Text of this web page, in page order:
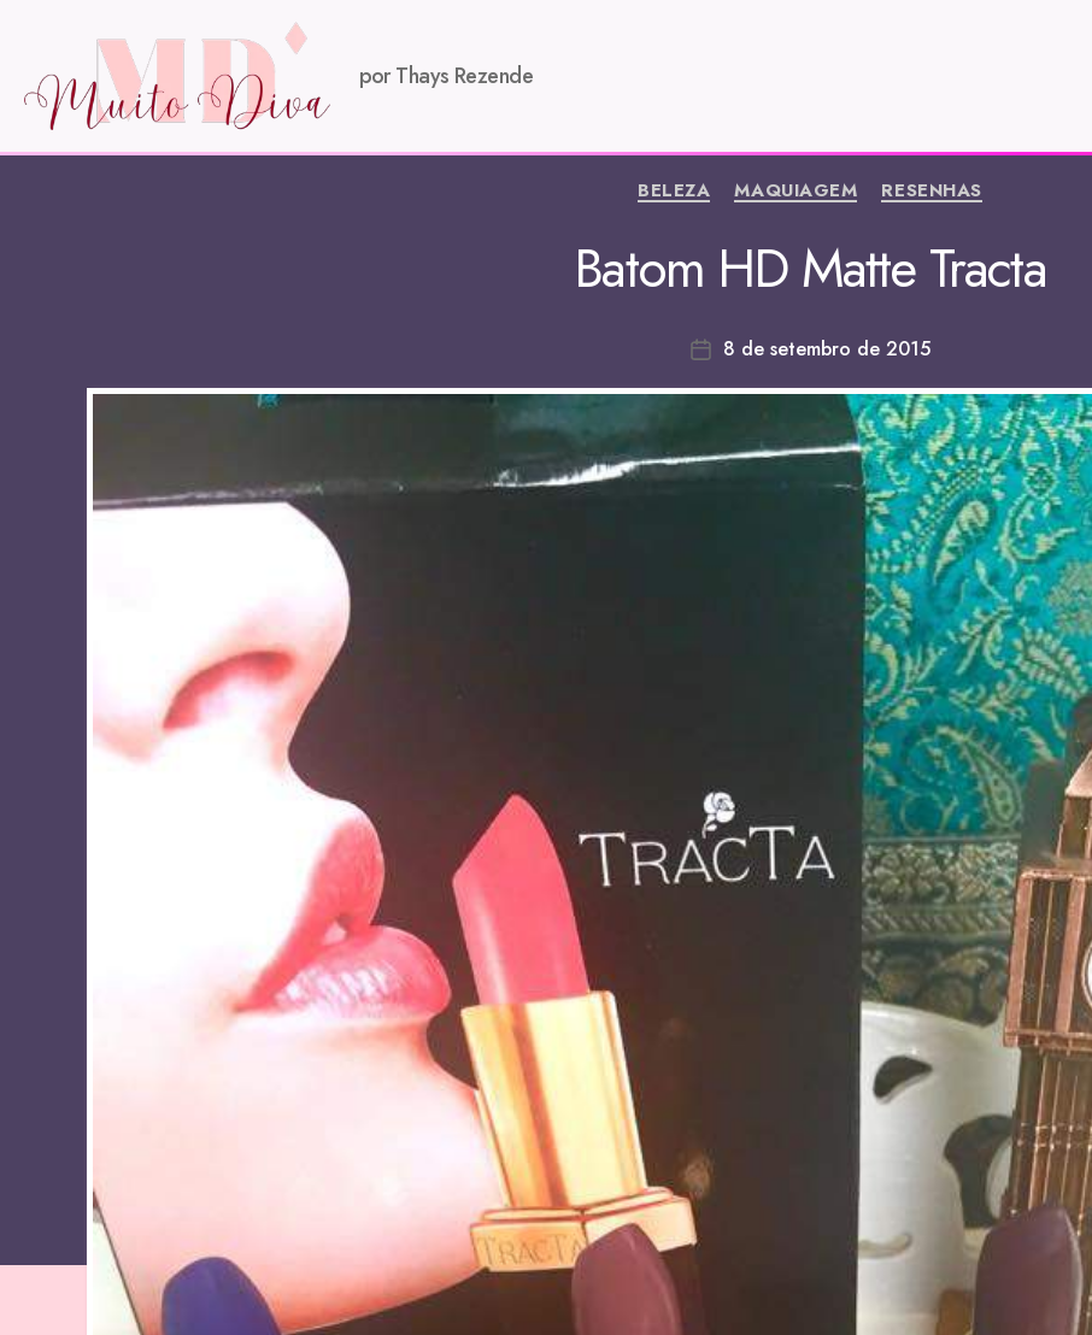
por Thays Rezende
BELEZA MAQUIAGEM RESENHAS
Batom HD Matte Tracta
8 de setembro de 2015